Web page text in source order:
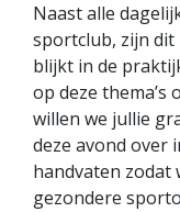
Naast alle
sportclub, zijn dit
blijkt in de
op deze
willen we jullie
deze avond over
handvaten zodat
gezondere